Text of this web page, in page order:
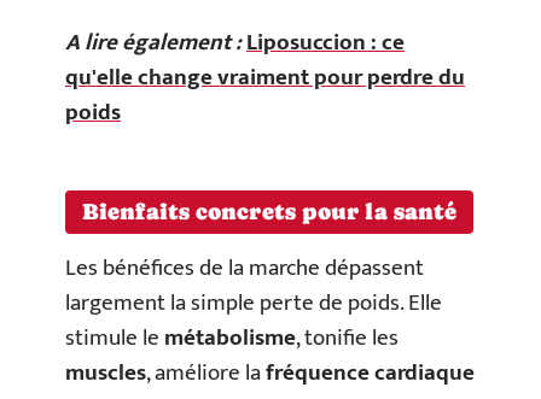
A lire également :Liposuccion : ce
qu'elle change vraiment pour perdre du
poids
Bienfaits concrets pour la santé
Les bénéfices de la marche dépassent
largement la simple perte de poids. Elle
stimule lemétabolisme, tonifie les
muscles, améliore lafréquence cardiaque